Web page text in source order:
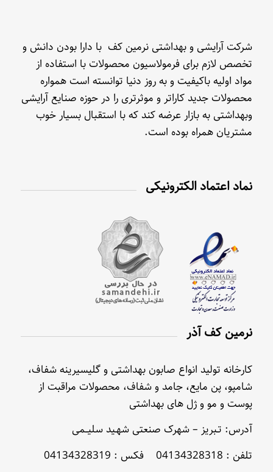
شرکت آرایشی و بهداشتی نرمین کف با دارا بودن دانش و
تخصص لازم برای فرمولاسیون محصولات با استفاده از
مواد اولیه باکیفیت و به روز دنیا توانسته است همواره
محصولات جدید کاراتر و موثرتری را در حوزه صنایع آرایشی
وبهداشتی به بازار عرضه کند که با استقبال بسیار خوب
مشتریان همراه بوده است.
نماد اعتماد الکترونیکی
نرمین کف آذر
کارخانه تولید انواع صابون بهداشتی و گلیسیرینه شفاف،
شامپو، پن مایع، جامد و شفاف، محصولات مراقبت از
پوست و مو و ژل های بهداشتی
آدرس: تـبریز – شهرک صنعتی شهـید سلیــمی
تلفن : 04134328318 فکس : 04134328319